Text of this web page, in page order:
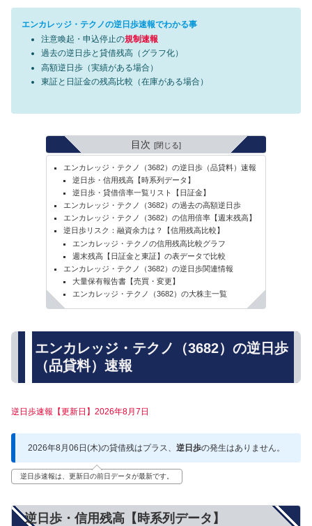
エンカレッジ・テクノの逆日歩速報でわかる事
注意喚起・申込停止の規制速報
過去の逆日歩と貸借残高（グラフ化）
高額逆日歩（実績がある場合）
東証と日証金の残高比較（在庫がある場合）
目次
エンカレッジ・テクノ（3682）の逆日歩（品貸料）速報
逆日歩・信用残高【時系列データ】
逆日歩・貸借倍率一覧リスト【日証金】
エンカレッジ・テクノ（3682）の過去の高額逆日歩
エンカレッジ・テクノ（3682）の信用倍率【週末残高】
逆日歩リスク：融資余力は？【信用残高比較】
エンカレッジ・テクノの信用残高比較グラフ
週末残高【日証金と東証】の表データで比較
エンカレッジ・テクノ（3682）の逆日歩関連情報
大量保有報告書【売買・変更】
エンカレッジ・テクノ（3682）の大株主一覧
エンカレッジ・テクノ（3682）の逆日歩
（品貸料）速報
逆日歩速報【更新日】2026年8月7日
2026年8月06日(木)の貸借残はプラス、 逆日歩の発生はありません。
逆日歩速報は、更新日の前日データが最新です。
逆日歩・信用残高【時系列データ】